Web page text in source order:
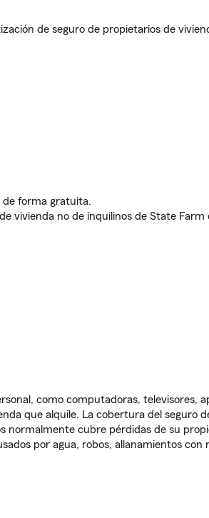
de seguro de propietarios de
de forma gratuita.
vivienda no de inquilinos de State Farm
como computadoras, televisores,
que alquile. La cobertura del seguro
normalmente cubre pérdidas de su
por agua, robos, allanamientos con